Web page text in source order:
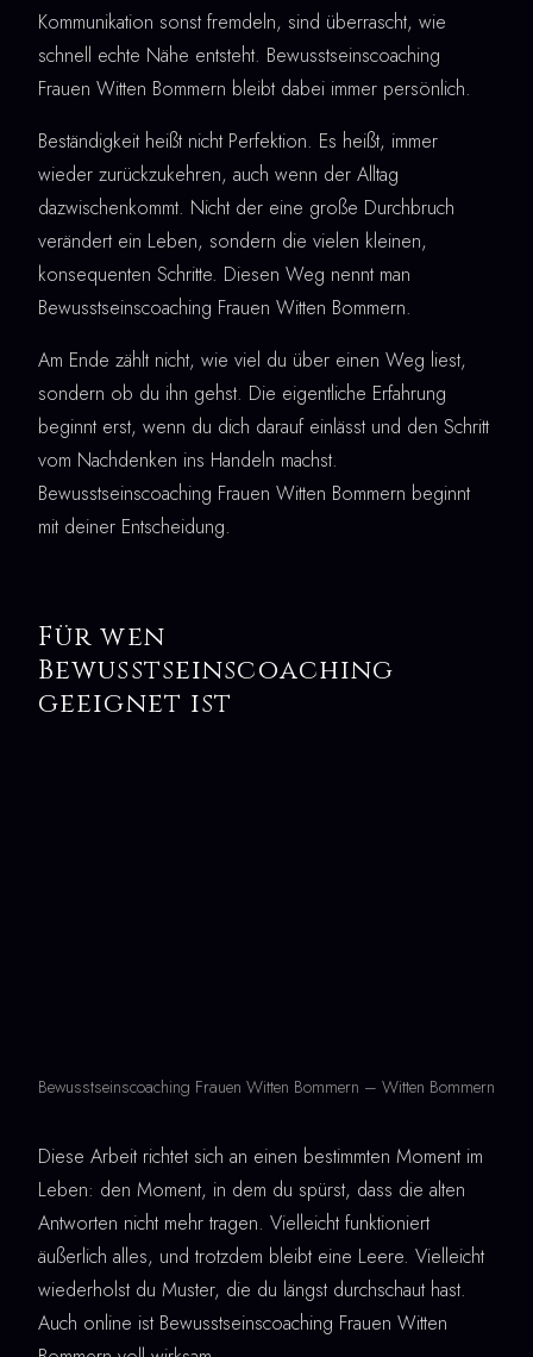
Kommunikation sonst fremdeln, sind überrascht, wie
schnell echte Nähe entsteht. Bewusstseinscoaching
Frauen Witten Bommern bleibt dabei immer persönlich.
Beständigkeit heißt nicht Perfektion. Es heißt, immer
wieder zurückzukehren, auch wenn der Alltag
dazwischenkommt. Nicht der eine große Durchbruch
verändert ein Leben, sondern die vielen kleinen,
konsequenten Schritte. Diesen Weg nennt man
Bewusstseinscoaching Frauen Witten Bommern.
Am Ende zählt nicht, wie viel du über einen Weg liest,
sondern ob du ihn gehst. Die eigentliche Erfahrung
beginnt erst, wenn du dich darauf einlässt und den Schritt
vom Nachdenken ins Handeln machst.
Bewusstseinscoaching Frauen Witten Bommern beginnt
mit deiner Entscheidung.
Für wen
Bewusstseinscoaching
geeignet ist
Bewusstseinscoaching Frauen Witten Bommern – Witten Bommern
Diese Arbeit richtet sich an einen bestimmten Moment im
Leben: den Moment, in dem du spürst, dass die alten
Antworten nicht mehr tragen. Vielleicht funktioniert
äußerlich alles, und trotzdem bleibt eine Leere. Vielleicht
wiederholst du Muster, die du längst durchschaut hast.
Auch online ist Bewusstseinscoaching Frauen Witten